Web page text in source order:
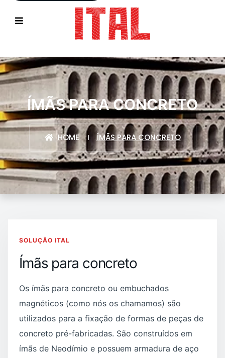
ÍMÃS PARA CONCRETO
HOME ÍMÃS PARA CONCRETO
SOLUÇÃO ITAL
Ímãs para concreto
Os ímãs para concreto ou embuchados
magnéticos (como nós os chamamos) são
utilizados para a fixação de formas de peças de
concreto pré-fabricadas. São construídos em
ímãs de Neodímio e possuem armadura de aço